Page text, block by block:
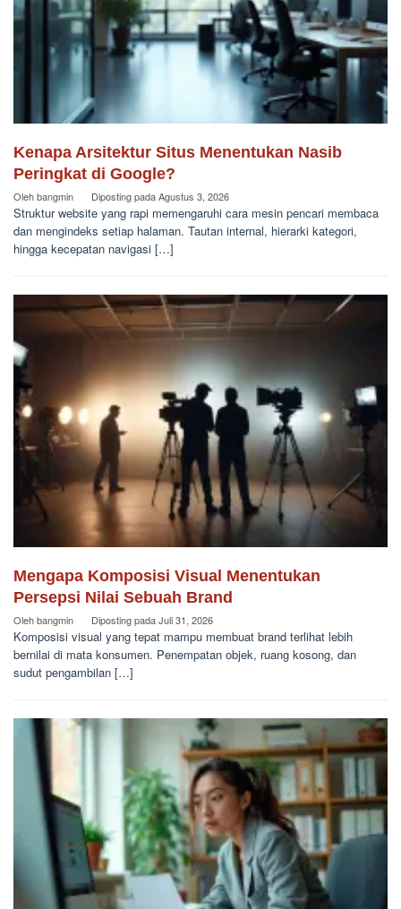
Kenapa Arsitektur Situs Menentukan Nasib
Peringkat di Google?
Olehbangmin Diposting padaAgustus 3, 2026
Struktur website yang rapi memengaruhi cara mesin pencari membaca
dan mengindeks setiap halaman. Tautan internal, hierarki kategori,
hingga kecepatan navigasi […]
Mengapa Komposisi Visual Menentukan
Persepsi Nilai Sebuah Brand
Olehbangmin Diposting padaJuli 31, 2026
Komposisi visual yang tepat mampu membuat brand terlihat lebih
bernilai di mata konsumen. Penempatan objek, ruang kosong, dan
sudut pengambilan […]